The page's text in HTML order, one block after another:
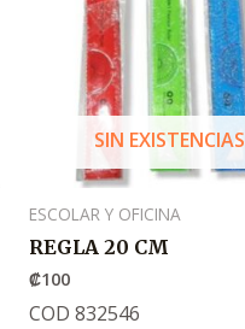
SIN EXISTENCIAS
ESCOLAR Y OFICINA
REGLA 20 CM
₡100
COD 832546